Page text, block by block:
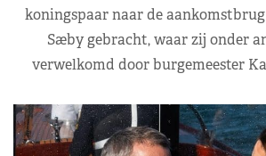
koningspaar naar de
Sæby gebracht, waar zij onder
verwelkomd door burgemeester